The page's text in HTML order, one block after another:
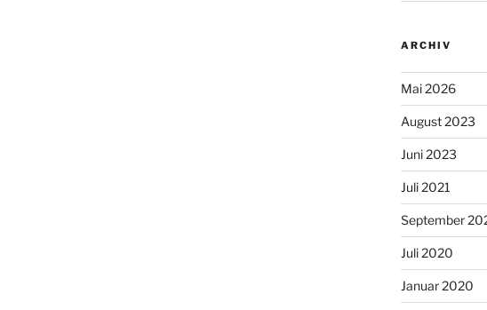
ARCHIV
Mai 2026
August 2023
Juni 2023
Juli 2021
September
Juli 2020
Januar 2020